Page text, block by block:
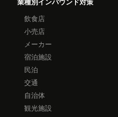
飲食店
小売店
メーカー
宿泊施設
民泊
交通
自治体
観光施設